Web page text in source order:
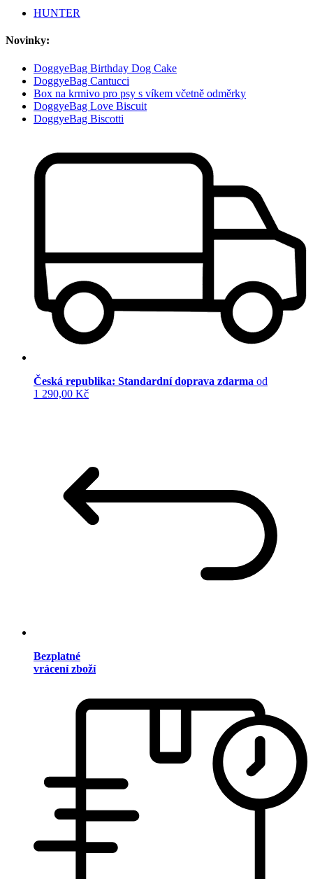
HUNTER
Novinky:
DoggyeBag Birthday Dog Cake
DoggyeBag Cantucci
Box na krmivo pro psy s víkem včetně odměrky
DoggyeBag Love Biscuit
DoggyeBag Biscotti
Česká republika: Standardní doprava zdarma od
1 290,00 Kč
Bezplatné
vrácení zboží